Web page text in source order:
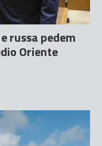
russa pedem
Oriente